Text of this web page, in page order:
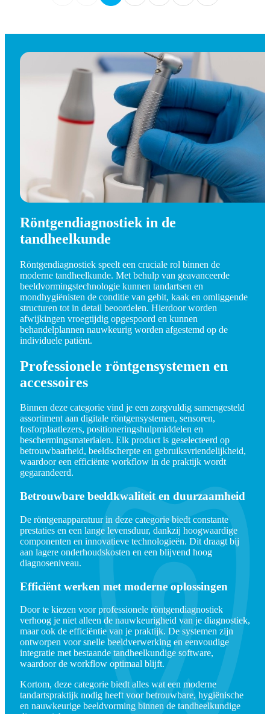
Röntgendiagnostiek in de
tandheelkunde
Röntgendiagnostiek speelt een cruciale rol binnen de
moderne tandheelkunde. Met behulp van geavanceerde
beeldvormingstechnologie kunnen tandartsen en
mondhygiënisten de conditie van gebit, kaak en omliggende
structuren tot in detail beoordelen. Hierdoor worden
afwijkingen vroegtijdig opgespoord en kunnen
behandelplannen nauwkeurig worden afgestemd op de
individuele patiënt.
Professionele röntgensystemen en
accessoires
Binnen deze categorie vind je een zorgvuldig samengesteld
assortiment aan digitale röntgensystemen, sensoren,
fosforplaatlezers, positioneringshulpmiddelen en
beschermingsmaterialen. Elk product is geselecteerd op
betrouwbaarheid, beeldscherpte en gebruiksvriendelijkheid,
waardoor een efficiënte workflow in de praktijk wordt
gegarandeerd.
Betrouwbare beeldkwaliteit en duurzaamheid
De röntgenapparatuur in deze categorie biedt constante
prestaties en een lange levensduur, dankzij hoogwaardige
componenten en innovatieve technologieën. Dit draagt bij
aan lagere onderhoudskosten en een blijvend hoog
diagnoseniveau.
Efficiënt werken met moderne oplossingen
Door te kiezen voor professionele röntgendiagnostiek
verhoog je niet alleen de nauwkeurigheid van je diagnostiek,
maar ook de efficiëntie van je praktijk. De systemen zijn
ontworpen voor snelle beeldverwerking en eenvoudige
integratie met bestaande tandheelkundige software,
waardoor de workflow optimaal blijft.
Kortom, deze categorie biedt alles wat een moderne
tandartspraktijk nodig heeft voor betrouwbare, hygiënische
en nauwkeurige beeldvorming binnen de tandheelkundige